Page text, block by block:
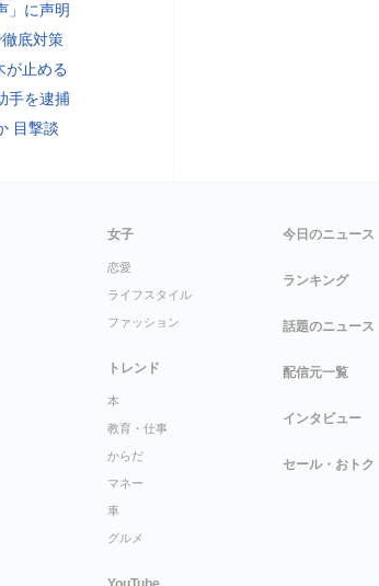
」に声明
底対策
が止める
手を逮捕
目撃談
女子
恋愛
ライフスタイル
ファッション
トレンド
本
教育・仕事
からだ
マネー
車
グルメ
今日のニュース
ランキング
話題のニュース
配信元一覧
インタビュー
セール・おトク